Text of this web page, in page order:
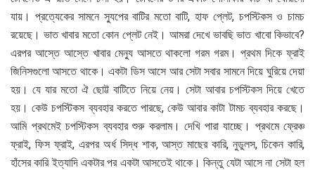
যায়। প্রত্যেকের সামনে স্যুপের বাটির মতো বাটি, হাফ প্লেট, চপস্টিকস ও চামচ
রয়েছে। ভাত খাবার মতো কোন প্লেট নেই। আমরা দেখে ভাবছি ভাত খাবো কিভাবে?
এরপর আস্তে আস্তে খাবার মেন্যু আসতে থাকলো গরম গরম। প্রথম দিকে ফ্রাই
জিনিসগুলো আসতে থাকে। একটা ডিস আসে আর সেটা সবার সামনে দিয়ে ঘুরিয়ে দেয়া
হয়। যে যার মতো ঐ ছোট্ট বাটিতে নিয়ে নেয়। সেটা আবার চপস্টিকস দিয়ে খেতে
হয়। কেউ চপস্টিকস ব্যবহার করতে পারছে, কেউ আবার কাটা টামচ ব্যবহার করছে।
আমি প্রথমেই চপস্টিকস ব্যবহার শুরু করলাম। দেখি পারা যাচ্ছে। প্রথমে ফ্রেঞ্চ
ফ্রাই, ফিস ফ্রাই, এরপর অর্ধ সিদ্ধ শাক, আস্ত মাছের কারি, নুডুলস, চিকেন কারি,
হাঁসের কারি ইত্যাদি একটার পর একটা আসতেই থাকে। কিন্তু যেটা আসে না সেটা হল